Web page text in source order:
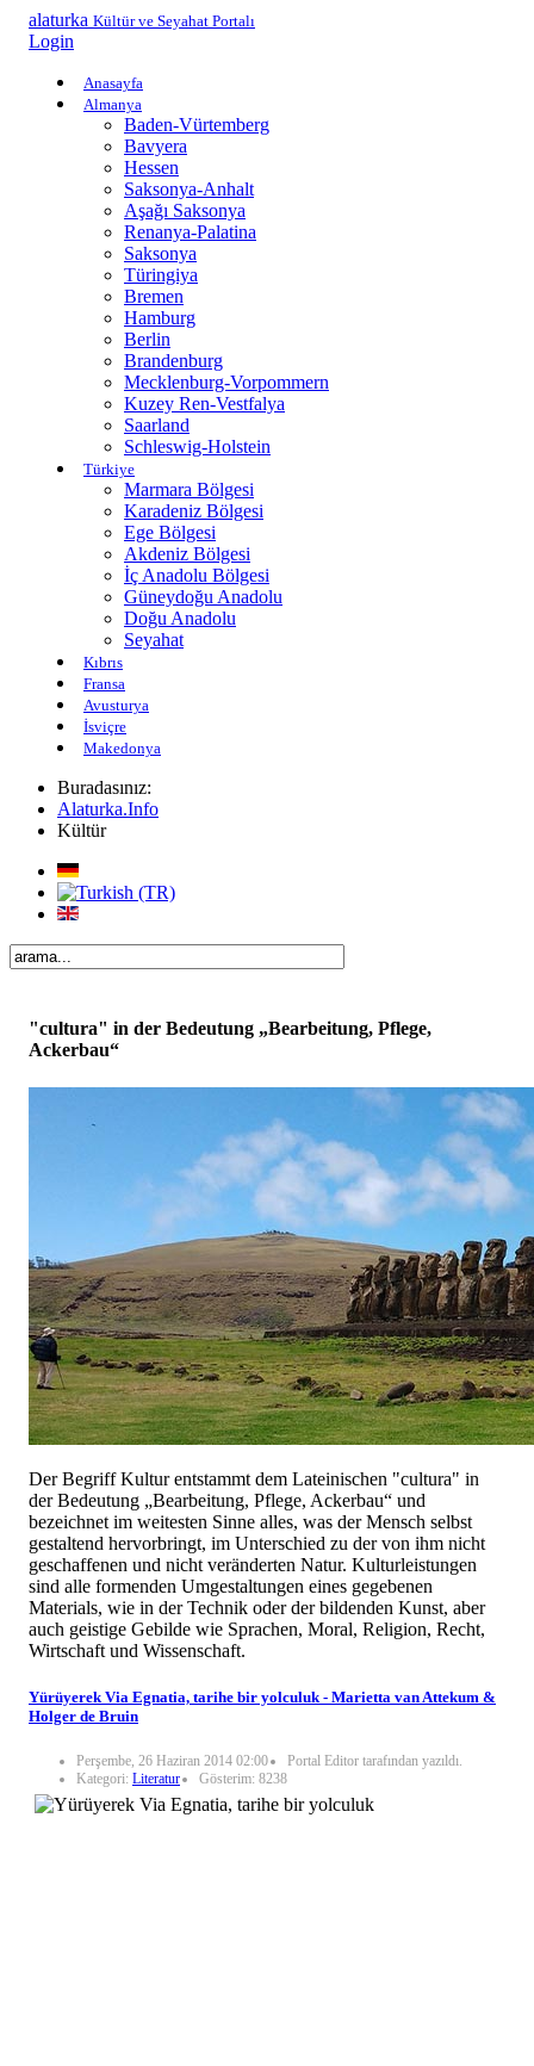
alaturka Kültür ve Seyahat Portalı
Login
Anasayfa
Almanya
Baden-Vürtemberg
Bavyera
Hessen
Saksonya-Anhalt
Aşağı Saksonya
Renanya-Palatina
Saksonya
Türingiya
Bremen
Hamburg
Berlin
Brandenburg
Mecklenburg-Vorpommern
Kuzey Ren-Vestfalya
Saarland
Schleswig-Holstein
Türkiye
Marmara Bölgesi
Karadeniz Bölgesi
Ege Bölgesi
Akdeniz Bölgesi
İç Anadolu Bölgesi
Güneydoğu Anadolu
Doğu Anadolu
Seyahat
Kıbrıs
Fransa
Avusturya
İsviçre
Makedonya
Buradasınız:
Alaturka.Info
Kültür
"cultura" in der Bedeutung „Bearbeitung, Pflege,
Ackerbau“
Der Begriff Kultur entstammt dem Lateinischen "cultura" in
der Bedeutung „Bearbeitung, Pflege, Ackerbau“ und
bezeichnet im weitesten Sinne alles, was der Mensch selbst
gestaltend hervorbringt, im Unterschied zu der von ihm nicht
geschaffenen und nicht veränderten Natur. Kulturleistungen
sind alle formenden Umgestaltungen eines gegebenen
Materials, wie in der Technik oder der bildenden Kunst, aber
auch geistige Gebilde wie Sprachen, Moral, Religion, Recht,
Wirtschaft und Wissenschaft.
Yürüyerek Via Egnatia, tarihe bir yolculuk - Marietta van Attekum &
Holger de Bruin
Perşembe, 26 Haziran 2014 02:00
Portal Editor tarafından yazıldı.
Kategori: Literatur Gösterim: 8238